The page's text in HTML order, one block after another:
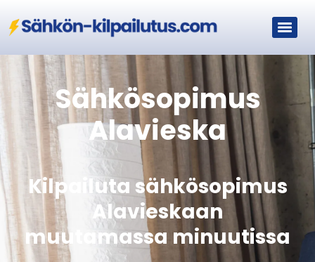
Sähkösopimus
Alavieska
Kilpailuta sähkösopimus
Alavieskaan
muutamassa minuutissa